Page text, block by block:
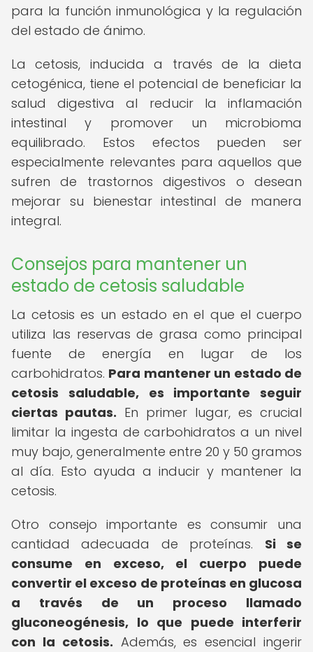
para la función inmunológica y la regulación
del estado de ánimo.
La cetosis, inducida a través de la dieta
cetogénica, tiene el potencial de beneficiar la
salud digestiva al reducir la inflamación
intestinal y promover un microbioma
equilibrado. Estos efectos pueden ser
especialmente relevantes para aquellos que
sufren de trastornos digestivos o desean
mejorar su bienestar intestinal de manera
integral.
Consejos para mantener un
estado de cetosis saludable
La cetosis es un estado en el que el cuerpo
utiliza las reservas de grasa como principal
fuente de energía en lugar de los
carbohidratos. Para mantener un estado de
cetosis saludable, es importante seguir
ciertas pautas. En primer lugar, es crucial
limitar la ingesta de carbohidratos a un nivel
muy bajo, generalmente entre 20 y 50 gramos
al día. Esto ayuda a inducir y mantener la
cetosis.
Otro consejo importante es consumir una
cantidad adecuada de proteínas. Si se
consume en exceso, el cuerpo puede
convertir el exceso de proteínas en glucosa
a través de un proceso llamado
gluconeogénesis, lo que puede interferir
con la cetosis. Además, es esencial ingerir